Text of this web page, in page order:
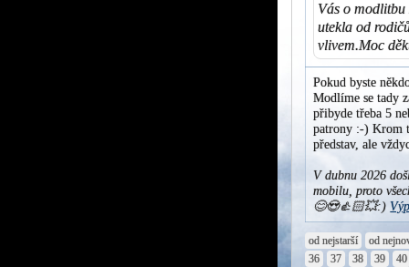
Vás o
utekla od
vlivem.Moc
Pokud byste
Modlíme se tady
přibyde třeba 5
patrony :-) Krom
představ, ale
V dubnu 2026
mobilu, proto
😊😍👍🏻💥:)
od nejstarší
od
36
37 38 39
40